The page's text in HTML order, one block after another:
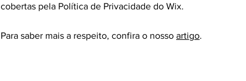
cobertas pela Política de Privacidade do Wix.
Para saber mais a respeito, confira o nosso artigo.